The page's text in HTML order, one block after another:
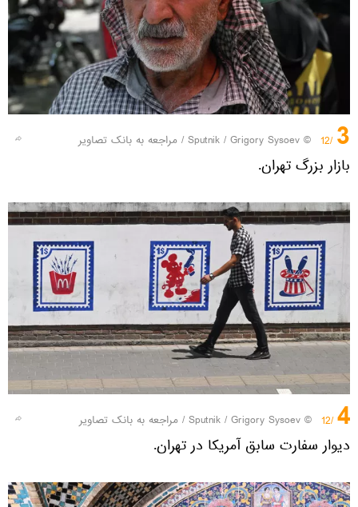
3
/12
© Sputnik / Grigory Sysoev
/ مراجعه به بانک تصاویر
بازار بزرگ تهران.
4
/12
© Sputnik / Grigory Sysoev
/ مراجعه به بانک تصاویر
دیوار سفارت سابق آمریکا در تهران.